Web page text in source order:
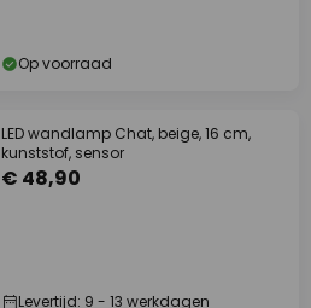
Op voorraad
LED wandlamp Chat, beige, 16 cm,
kunststof, sensor
€ 48,90
Levertijd: 9 - 13 werkdagen